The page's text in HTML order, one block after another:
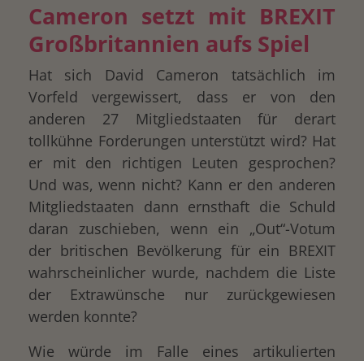
Cameron setzt mit BREXIT
Großbritannien aufs Spiel
Hat sich David Cameron tatsächlich im
Vorfeld vergewissert, dass er von den
anderen 27 Mitgliedstaaten für derart
tollkühne Forderungen unterstützt wird? Hat
er mit den richtigen Leuten gesprochen?
Und was, wenn nicht? Kann er den anderen
Mitgliedstaaten dann ernsthaft die Schuld
daran zuschieben, wenn ein „Out“-Votum
der britischen Bevölkerung für ein BREXIT
wahrscheinlicher wurde, nachdem die Liste
der Extrawünsche nur zurückgewiesen
werden konnte?
Wie würde im Falle eines artikulierten